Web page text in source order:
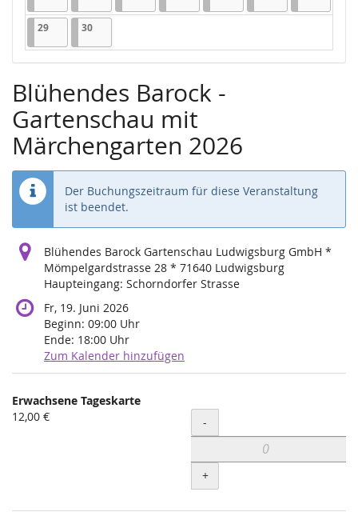
2929.06.2026
1 Veranstaltung
3030.06.2026
1 Veranstaltung
Blühendes Barock -
Gartenschau mit
Märchengarten 2026
Der Buchungszeitraum für diese Veranstaltung
ist beendet.
Blühendes Barock Gartenschau Ludwigsburg GmbH *
Mömpelgardstrasse 28 * 71640 Ludwigsburg
Haupteingang: Schorndorfer Strasse
Fr, 19. Juni 2026
Beginn: 09:00 Uhr
Ende: 18:00 Uhr
Zum Kalender hinzufügen
Produkte
Unkategorisierte
Erwachsene Tageskarte
12,00 €
Menge
-
+